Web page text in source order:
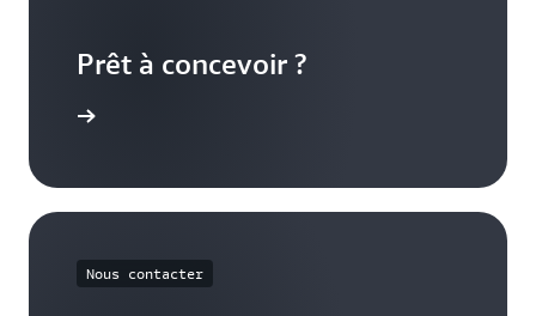
Prêt à concevoir ?
Nous contacter